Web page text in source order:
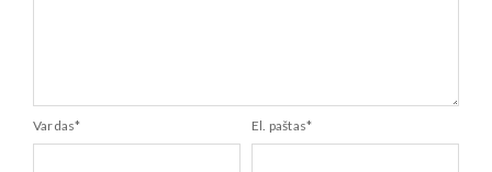
Vardas* El. paštas*